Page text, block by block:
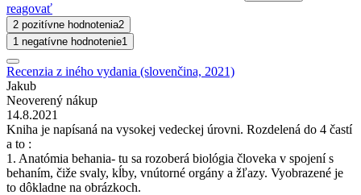
reagovať
2 pozitívne hodnotenia2
1 negatívne hodnotenie1
Recenzia z iného vydania (slovenčina, 2021)
Jakub
Neoverený nákup
14.8.2021
Kniha je napísaná na vysokej vedeckej úrovni. Rozdelená do 4 častí
a to :
1. Anatómia behania- tu sa rozoberá biológia človeka v spojení s
behaním, čiže svaly, kĺby, vnútorné orgány a žľazy. Vyobrazené je
to dôkladne na obrázkoch.